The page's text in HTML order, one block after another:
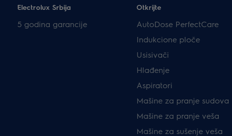
Electrolux Srbija
5 godina garancije
Otkrijte
AutoDose PerfectCare
Indukcione ploče
Usisivači
Hlađenje
Aspiratori
Mašine za pranje sudova
Mašine za pranje veša
Mašine za sušenje veša